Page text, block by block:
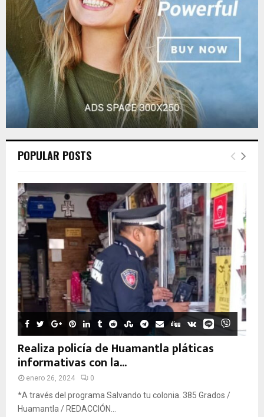
POPULAR POSTS
Realiza policía de Huamantla pláticas
informativas con la...
enero 26, 2024 0
*A través del programa Salvando tu colonia. 385 Grados /
Huamantla / REDACCIÓN...